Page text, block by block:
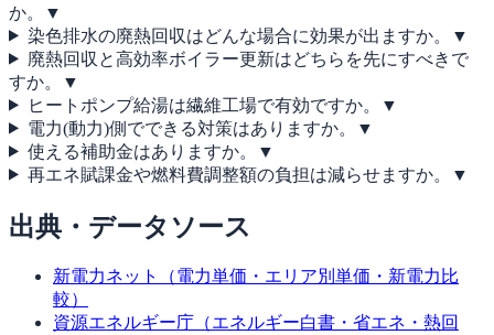
か。
▼
染色排水の廃熱回収はどんな場合に効果が出ますか。
▼
廃熱回収と高効率ボイラー更新はどちらを先にすべきで
すか。
▼
ヒートポンプ給湯は繊維工場で有効ですか。
▼
電力(動力)側でできる対策はありますか。
▼
使える補助金はありますか。
▼
再エネ賦課金や燃料費調整額の負担は減らせますか。
▼
出典・データソース
新電力ネット（電力単価・エリア別単価・新電力比
較）
資源エネルギー庁（エネルギー白書・省エネ・熱回